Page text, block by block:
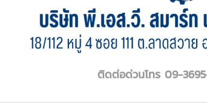
ติดต่อด่วนโทร 09-